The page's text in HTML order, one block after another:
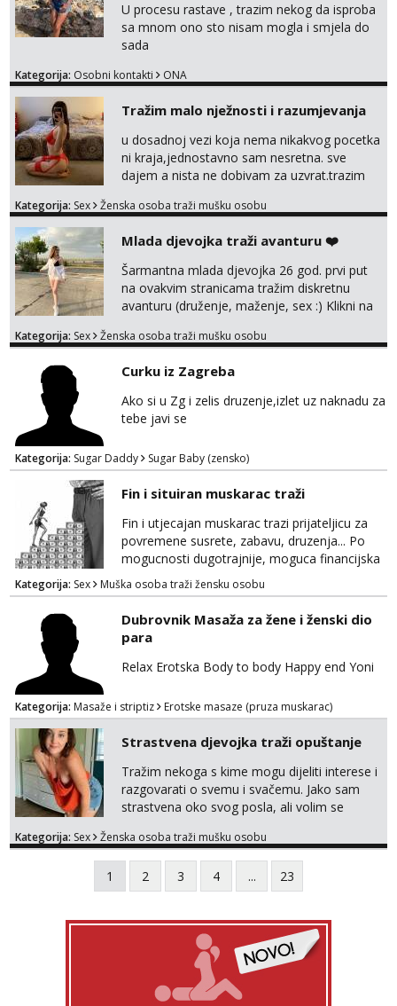
U procesu rastave , trazim nekog da isproba
sa mnom ono sto nisam mogla i smjela do
sada
Kategorija: Osobni kontakti ONA
Tražim malo nježnosti i razumjevanja
u dosadnoj vezi koja nema nikakvog pocetka
ni kraja,jednostavno sam nesretna. sve
dajem a nista ne dobivam za uzvrat.trazim
trazim puno samo malo njeznosti i
poljupce po tijelu koji me jako
pale,obozavam kad muskarac preuzme
kontrolu . javi se :) Klikni na link ispod i nadji
me tamo, cekam te!
Kategorija: Sex Ženska osoba traži mušku osobu
Mlada djevojka traži avanturu ❤️
Šarmantna mlada djevojka 26 god. prvi put
na ovakvim stranicama tražim diskretnu
avanturu (druženje, maženje, sex :) Klikni na
Kategorija: Sex Ženska osoba traži mušku osobu
Curku iz Zagreba
Ako si u Zg i zelis druzenje,izlet uz naknadu za
tebe javi se
Kategorija: Sugar Daddy Sugar Baby (zensko)
Fin i situiran muskarac traži
Fin i utjecajan muskarac trazi prijateljicu za
povremene susrete, zabavu, druzenja... Po
mogucnosti dugotrajnije, moguca financijska
potpora!
Kategorija: Sex Muška osoba traži žensku osobu
Dubrovnik Masaža za žene i ženski dio
para
Relax Erotska Body to body Happy end Yoni
Kategorija: Masaže i striptiz Erotske masaze (pruza muskarac)
Strastvena djevojka traži opuštanje
Tražim nekoga s kime mogu dijeliti interese i
razgovarati o svemu i svačemu. Jako sam
strastvena oko svog posla, ali volim se
Voljela bi naci nekoga pa da se nemoram
samo s prijateljima opustati ;) Klikni na link
ispod i nadji me tamo, cekam te!
Kategorija: Sex Ženska osoba traži mušku osobu
1 2 3 4 ... 23